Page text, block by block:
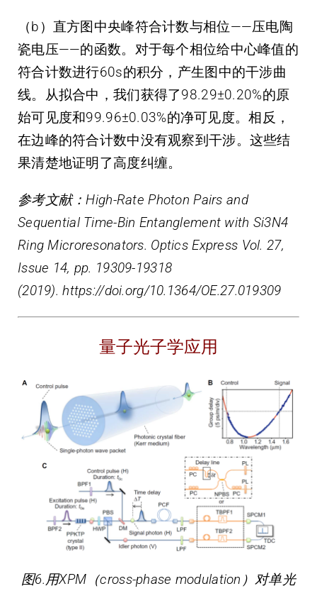
（b）直方图中央峰符合计数与相位——压电陶
瓷电压——的函数。对于每个相位给中心峰值的
符合计数进行60s的积分，产生图中的干涉曲
线。从拟合中，我们获得了98.29±0.20%的原
始可见度和99.96±0.03%的净可见度。相反，
在边峰的符合计数中没有观察到干涉。这些结
果清楚地证明了高度纠缠。
参考文献：High-Rate Photon Pairs and
Sequential Time-Bin Entanglement with Si3N4
Ring Microresonators. Optics Express Vol. 27,
Issue 14, pp. 19309-19318
(2019).https://doi.org/10.1364/OE.27.019309
量子光子学应用
图6.用XPM（cross-phase modulation）对单光